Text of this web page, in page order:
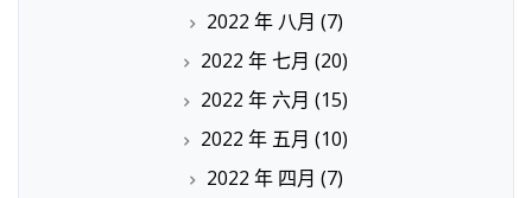
2022 年 八月 (7)
2022 年 七月 (20)
2022 年 六月 (15)
2022 年 五月 (10)
2022 年 四月 (7)